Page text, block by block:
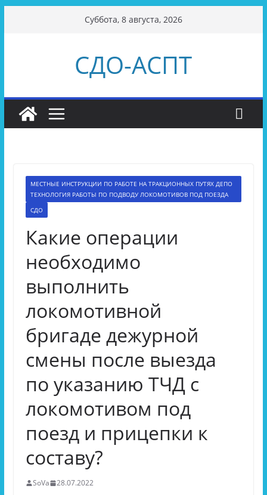
Суббота, 8 августа, 2026
СДО-АСПТ
МЕСТНЫЕ ИНСТРУКЦИИ ПО РАБОТЕ НА ТРАКЦИОННЫХ ПУТЯХ ДЕПО
ТЕХНОЛОГИЯ РАБОТЫ ПО ПОДВОДУ ЛОКОМОТИВОВ ПОД ПОЕЗДА
СДО
Какие операции
необходимо
выполнить
локомотивной
бригаде дежурной
смены после выезда
по указанию ТЧД с
локомотивом под
поезд и прицепки к
составу?
SoVa 28.07.2022